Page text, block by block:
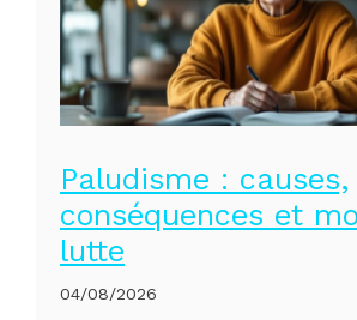
Paludisme : causes,
conséquences et
lutte
04/08/2026